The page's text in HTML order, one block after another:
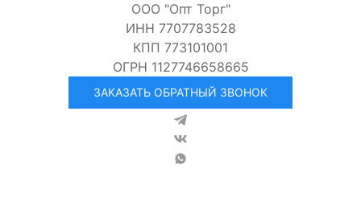
ООО "Опт Торг"
ИНН 7707783528
КПП 773101001
ОГРН 1127746658665
ЗАКАЗАТЬ ОБРАТНЫЙ ЗВОНОК